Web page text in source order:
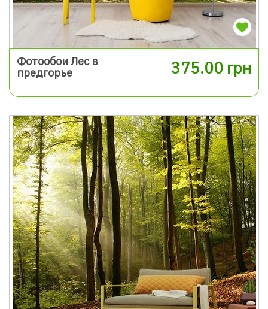
Фотообои Лес в
предгорье
375.00 грн